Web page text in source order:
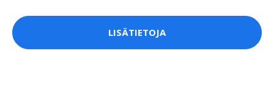
LISÄTIETOJA